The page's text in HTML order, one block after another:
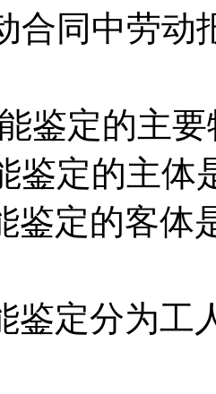
合同中劳动
能鉴定的主
鉴定的主体
鉴定的客体
鉴定分为工